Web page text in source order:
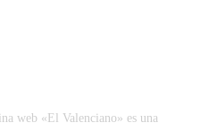
web «El Valenciano» es una